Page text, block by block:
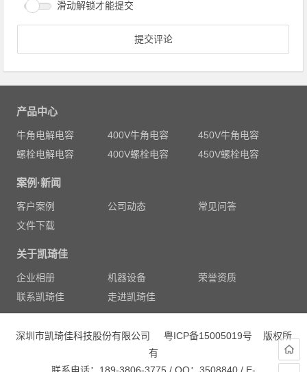
滑动解锁才能提交
产品中心
牛角电解电容 400V牛角电容
450V牛角电容
螺栓电解电容
400V螺栓电容 450V螺栓电容
案例·新闻
客户案例 公司动态
常见问答
文件下载
关于凯琦佳
企业相册 机器设备
荣誉资质
联系凯琦佳
走进凯琦佳
深圳市凯琦佳科技股份有限公司 粤ICP备15005019号 版权所
有